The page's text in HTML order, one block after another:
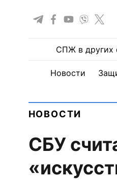
СПЖ в других
Новости
НОВОСТИ
СБУ